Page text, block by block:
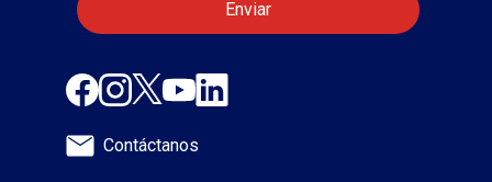
Contáctanos